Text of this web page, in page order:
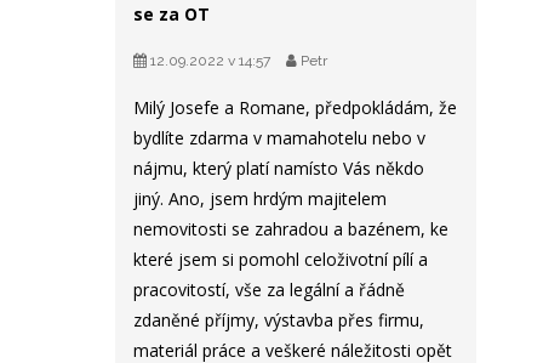
se za OT
12.09.2022 v 14:57 Petr
Milý Josefe a Romane, předpokládám, že
bydlíte zdarma v mamahotelu nebo v
nájmu, který platí namísto Vás někdo
jiný. Ano, jsem hrdým majitelem
nemovitosti se zahradou a bazénem, ke
které jsem si pomohl celoživotní pílí a
pracovitostí, vše za legální a řádně
zdaněné příjmy, výstavba přes firmu,
materiál práce a veškeré náležitosti opět